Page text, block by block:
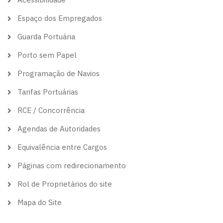
Espaço dos Empregados
Guarda Portuária
Porto sem Papel
Programação de Navios
Tarifas Portuárias
RCE / Concorrência
Agendas de Autoridades
Equivalência entre Cargos
Páginas com redirecionamento
Rol de Proprietários do site
Mapa do Site